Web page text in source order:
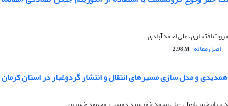
افتخاری، علی احمدآبادی
اصل مقاله 2.98 M
همدیدی و مدل سازی مسیرهای انتقال و انتشار گردوغبار در استان کرمان